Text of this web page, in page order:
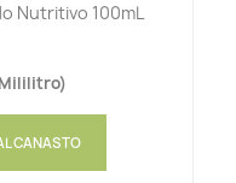
Nutritivo 100mL
CANASTO